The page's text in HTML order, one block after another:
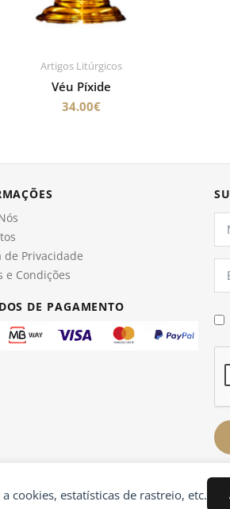
cookies, estatísticas de rastreio, etc.
Artigos Litúrgicos
Véu Píxide
34.00€
de Privacidade
e Condições
DE PAGAMENTO
porPing®